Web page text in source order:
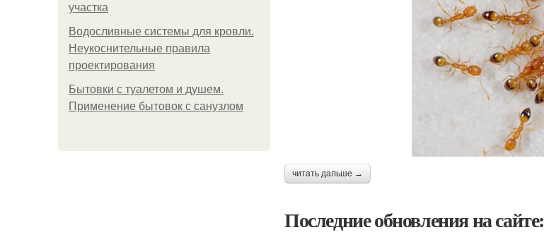
участка
Водосливные системы для кровли.
Неукоснительные правила
проектирования
Бытовки с туалетом и душем.
Применение бытовок с санузлом
читать дальше →
Последние обновления на сайте: